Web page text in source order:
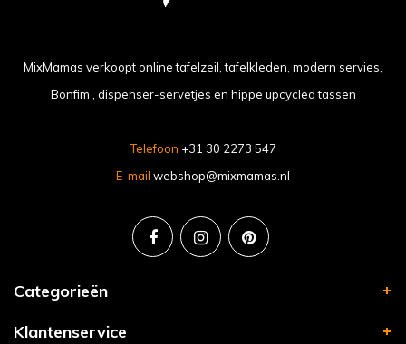
MixMamas verkoopt online tafelzeil, tafelkleden, modern servies,
Bonfim , dispenser-servetjes en hippe upcycled tassen
Telefoon +31 30 2273 547
E-mail webshop@mixmamas.nl
Categorieën
Klantenservice